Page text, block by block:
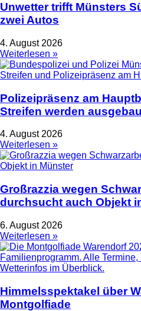
Unwetter trifft Münsters
zwei Autos
4. August 2026
Weiterlesen »
Polizeipräsenz am
Streifen werden
4. August 2026
Weiterlesen »
Großrazzia wegen
durchsucht auch Objekt
6. August 2026
Weiterlesen »
Himmelsspektakel über
Montgolfiade